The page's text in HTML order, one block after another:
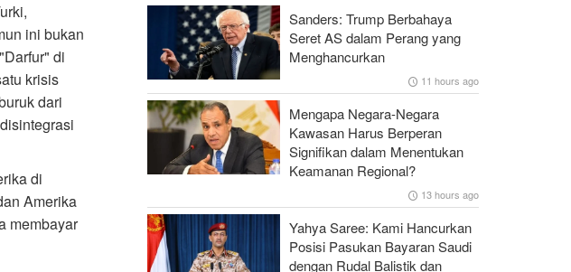
ini bukan
di
krisis
dari
di
Amerika
membayar
Sanders: Trump Berbahaya
Seret AS dalam Perang yang
Menghancurkan
11 hours ago
Mengapa Negara-Negara
Kawasan Harus Berperan
Signifikan dalam Menentukan
Keamanan Regional?
13 hours ago
Yahya Saree: Kami Hancurkan
Posisi Pasukan Bayaran Saudi
dengan Rudal Balistik dan